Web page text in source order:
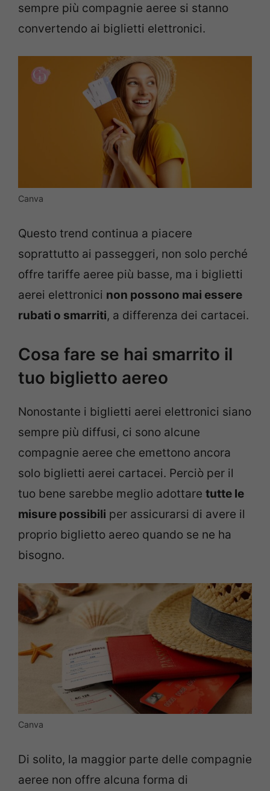
sempre più compagnie aeree si stanno
convertendo ai biglietti elettronici.
Canva
Questo trend continua a piacere
soprattutto ai passeggeri, non solo perché
offre tariffe aeree più basse, ma i biglietti
aerei elettronici non possono mai essere
rubati o smarriti, a differenza dei cartacei.
Cosa fare se hai smarrito il
tuo biglietto aereo
Nonostante i biglietti aerei elettronici siano
sempre più diffusi, ci sono alcune
compagnie aeree che emettono ancora
solo biglietti aerei cartacei. Perciò per il
tuo bene sarebbe meglio adottare tutte le
misure possibili per assicurarsi di avere il
proprio biglietto aereo quando se ne ha
bisogno.
Canva
Di solito, la maggior parte delle compagnie
aeree non offre alcuna forma di